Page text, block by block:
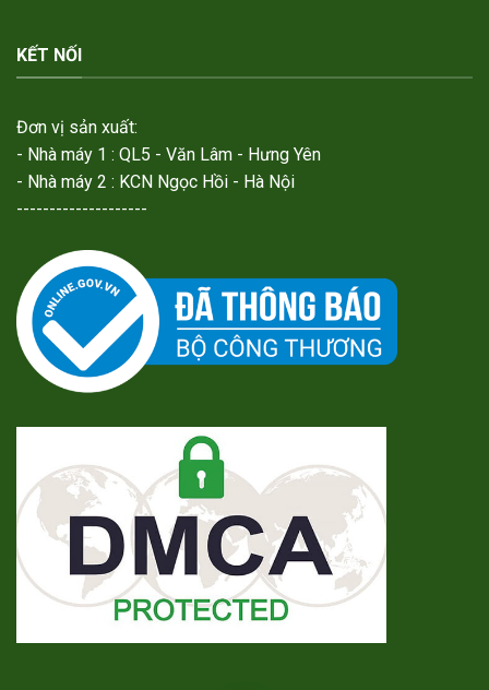
KẾT NỐI
Đơn vị sản xuất:
- Nhà máy 1 : QL5 - Văn Lâm - Hưng Yên
- Nhà máy 2 : KCN Ngọc Hồi - Hà Nội
--------------------